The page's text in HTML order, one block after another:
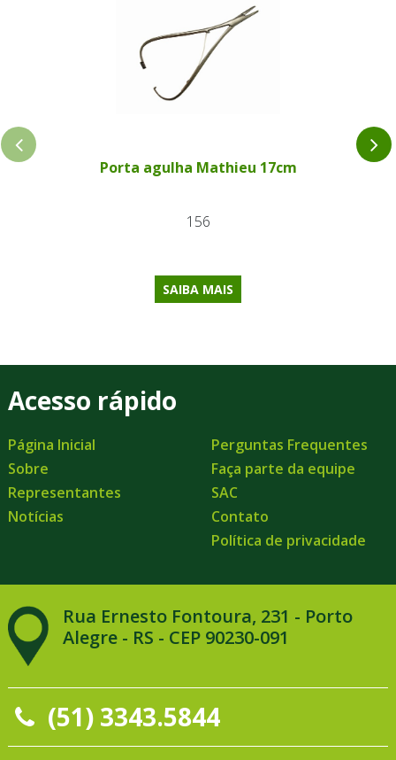
Porta agulha Mathieu 17cm
156
SAIBA MAIS
Acesso rápido
Página Inicial
Sobre
Representantes
Notícias
Perguntas Frequentes
Faça parte da equipe
SAC
Contato
Política de privacidade
Rua Ernesto Fontoura, 231 - Porto
Alegre - RS - CEP 90230-091
(51) 3343.5844